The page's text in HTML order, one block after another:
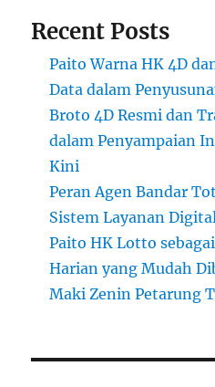
Recent Posts
Paito Warna HK 4D
Data dalam
Broto 4D Resmi dan
dalam Penyampaian
Kini
Peran Agen Bandar
Sistem Layanan
Paito HK Lotto
Harian yang Mudah
Maki Zenin Petarung